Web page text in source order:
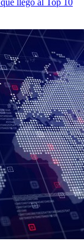
llegó al Top 10